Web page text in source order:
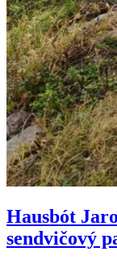
Hausbót
sendvičový